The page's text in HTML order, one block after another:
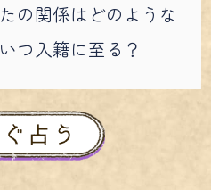
の関係はどのような
つ入籍に至る？